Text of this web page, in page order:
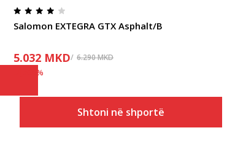
Salomon EXTEGRA GTX Asphalt/B
5.032 MKD 6.290MKD
%
Shtoni në shportë